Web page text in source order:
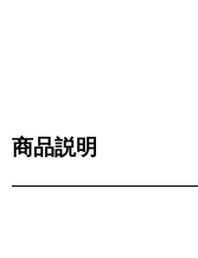
商品説明